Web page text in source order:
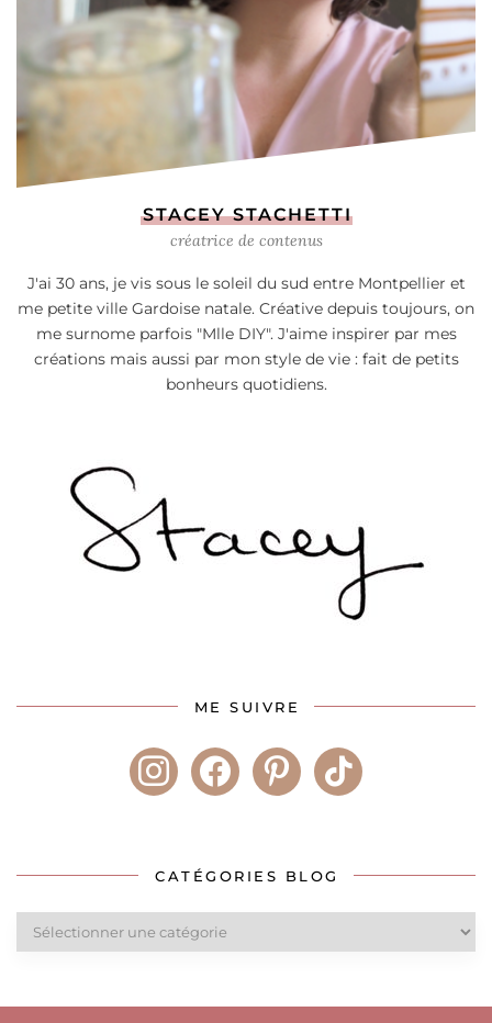
STACEY STACHETTI
créatrice de contenus
J'ai 30 ans, je vis sous le soleil du sud entre Montpellier et
me petite ville Gardoise natale. Créative depuis toujours, on
me surnome parfois "Mlle DIY". J'aime inspirer par mes
créations mais aussi par mon style de vie : fait de petits
bonheurs quotidiens.
ME SUIVRE
instagramfacebookpinteresttiktok
CATÉGORIES BLOG
blog